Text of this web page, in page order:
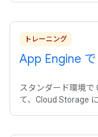
トレーニング
App Engine
スタンダード環境で
て、Cloud Storage